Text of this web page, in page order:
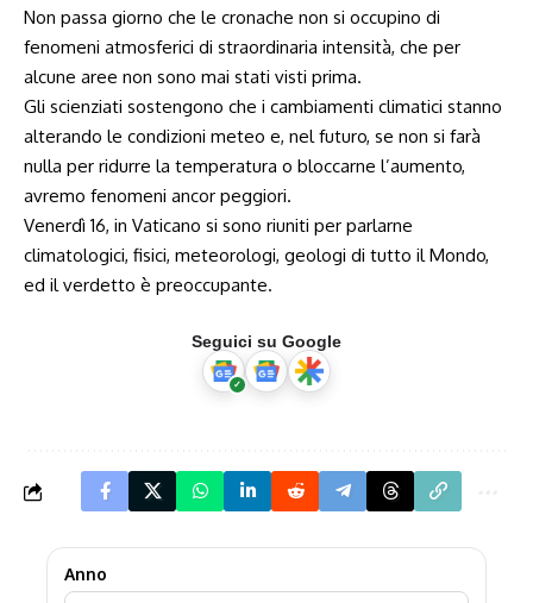
Non passa giorno che le cronache non si occupino di
fenomeni atmosferici di straordinaria intensità, che per
alcune aree non sono mai stati visti prima.
Gli scienziati sostengono che i cambiamenti climatici stanno
alterando le condizioni meteo e, nel futuro, se non si farà
nulla per ridurre la temperatura o bloccarne l’aumento,
avremo fenomeni ancor peggiori.
Venerdì 16, in Vaticano si sono riuniti per parlarne
climatologici, fisici, meteorologi, geologi di tutto il Mondo,
ed il verdetto è preoccupante.
Seguici su Google
Anno